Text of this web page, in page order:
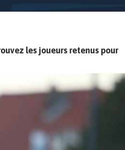
les joueurs retenus pour